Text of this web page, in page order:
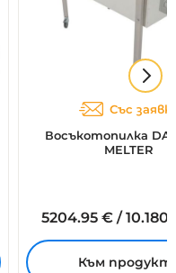
Със
Восъкотопилка
MELTER
5204.95 €/
Към